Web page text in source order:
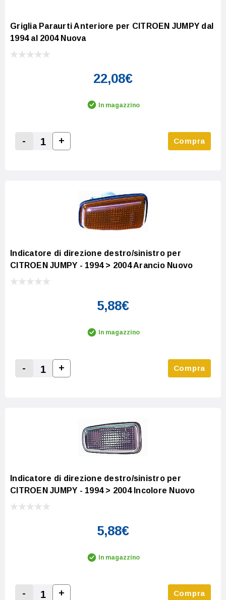
Griglia Paraurti Anteriore per CITROEN JUMPY dal
1994 al 2004 Nuova
22,08€
In magazzino
Decrease Quantity:
-
Increase Quantity:
+ Compra
Indicatore di direzione destro/sinistro per
CITROEN JUMPY - 1994 > 2004 Arancio Nuovo
5,88€
In magazzino
Decrease Quantity:
-
Increase Quantity:
+ Compra
Indicatore di direzione destro/sinistro per
CITROEN JUMPY - 1994 > 2004 Incolore Nuovo
5,88€
In magazzino
- + Compra